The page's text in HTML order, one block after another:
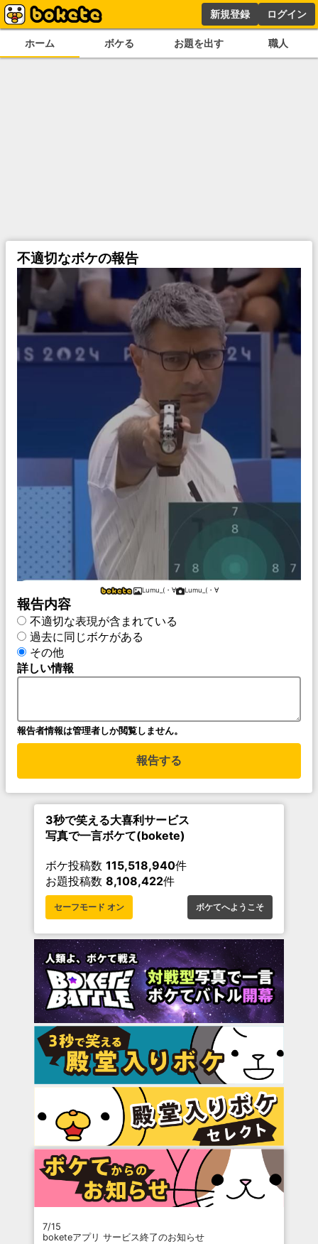
新規登録 ログイン
ホーム ボケる お題を出す 職人
不適切なボケの報告
Lumu_(⁠・⁠∀ Lumu_(⁠・⁠∀
報告内容
不適切な表現が含まれている
過去に同じボケがある
その他
詳しい情報
報告者情報は管理者しか閲覧しません。
報告する
3秒で笑える大喜利サービス
写真で一言ボケて(bokete)
ボケ投稿数 115,518,940件
お題投稿数 8,108,422件
セーフモード オン ボケてへようこそ
7/15
boketeアプリ サービス終了のお知らせ